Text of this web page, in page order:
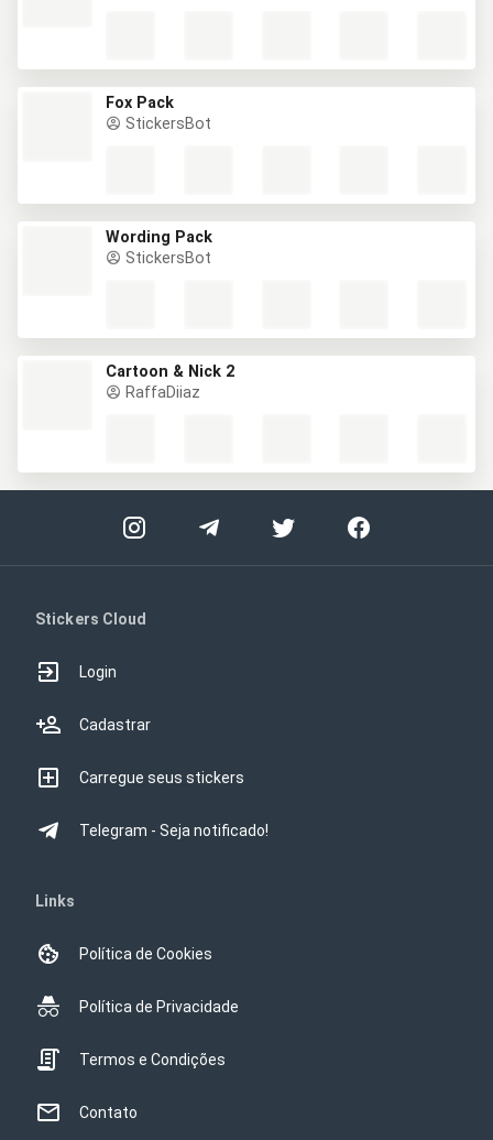
Fox Pack
StickersBot
Wording Pack
StickersBot
Cartoon & Nick 2
RaffaDiiaz
Stickers Cloud
Login
Cadastrar
Carregue seus stickers
Telegram - Seja notificado!
Links
Política de Cookies
Política de Privacidade
Termos e Condições
Contato